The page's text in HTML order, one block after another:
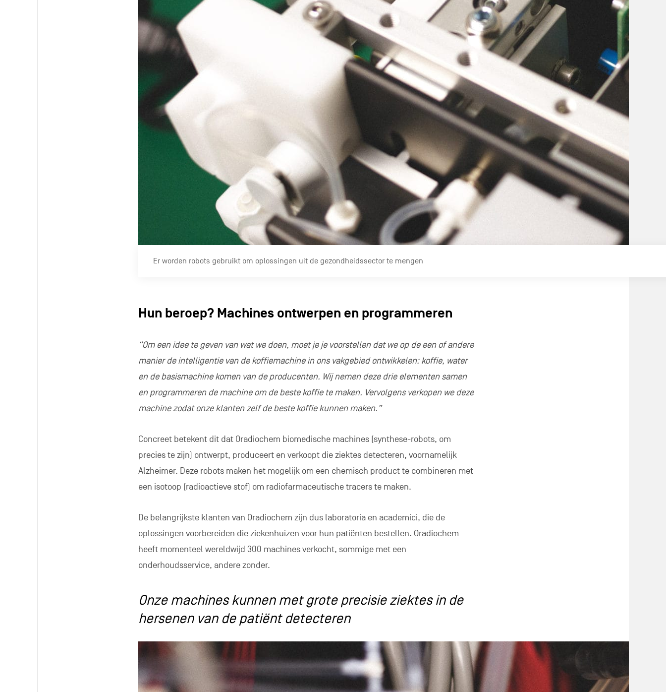
Er worden robots gebruikt om oplossingen uit de gezondheidssector te mengen
Hun beroep? Machines ontwerpen en programmeren
“Om een idee te geven van wat we doen, moet je je voorstellen dat we op de een of andere
manier de intelligentie van de koffiemachine in ons vakgebied ontwikkelen: koffie, water
en de basismachine komen van de producenten. Wij nemen deze drie elementen samen
en programmeren de machine om de beste koffie te maken. Vervolgens verkopen we deze
machine zodat onze klanten zelf de beste koffie kunnen maken.”
Concreet betekent dit dat Oradiochem biomedische machines (synthese-robots, om
precies te zijn) ontwerpt, produceert en verkoopt die ziektes detecteren, voornamelijk
Alzheimer. Deze robots maken het mogelijk om een chemisch product te combineren met
een isotoop (radioactieve stof) om radiofarmaceutische tracers te maken.
De belangrijkste klanten van Oradiochem zijn dus laboratoria en academici, die de
oplossingen voorbereiden die ziekenhuizen voor hun patiënten bestellen. Oradiochem
heeft momenteel wereldwijd 300 machines verkocht, sommige met een
onderhoudsservice, andere zonder.
Onze machines kunnen met grote precisie ziektes in de
hersenen van de patiënt detecteren